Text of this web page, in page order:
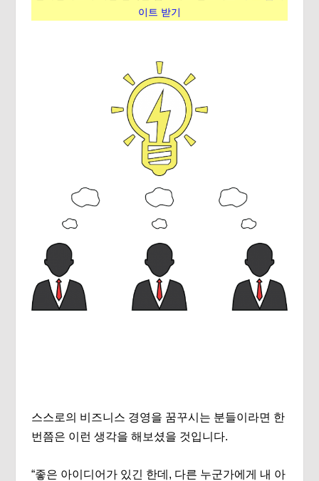
이트 받기
스스로의 비즈니스 경영을 꿈꾸시는 분들이라면 한
번쯤은 이런 생각을 해보셨을 것입니다.
“좋은 아이디어가 있긴 한데, 다른 누군가에게 내 아